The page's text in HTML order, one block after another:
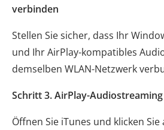
verbinden
Stellen Sie sicher, dass Ihr
und Ihr AirPlay-kompatibles
demselben WLAN-Netzwerk
Schritt 3. AirPlay-
Öffnen Sie iTunes und klicken Sie